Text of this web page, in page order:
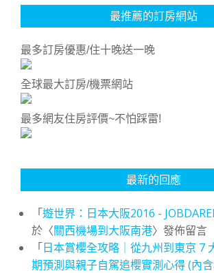
最推薦的訂房網站
最多訂房優惠/住十晚送一晚
全球最大訂房/機票網站
最多網友住房評價~不怕踩雷!
最新的回應
「遊世界：日本大阪2016 -
於〈關西機場到大阪南港〉發佈留言
「日本賞櫻全攻略｜從九州到東京 7
期預測與親子自駕追櫻實測心得 (內